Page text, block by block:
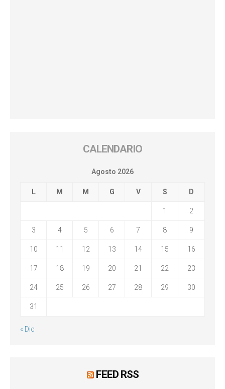
CALENDARIO
Agosto 2026
L M M G V S D
1 2
3 4 5 6 7 8 9
10 11 12 13 14 15 16
17 18 19 20 21 22 23
24 25 26 27 28 29 30
31
« Dic
FEED RSS